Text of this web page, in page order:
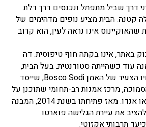
דרך שביל מתפתל ונכנסים דרך דלת
קטנה. הבית מציע נופים מדהימים של
שהאוקיינוסאינו נראה לעין, הוא קרוב
באתר, אינו בקתה חוף טיפוסית. דה
עוד כשהייתה סטודנטית. בעל הבית,
Claudio Sodi, הוא אחיו הצעיר של האמן Bosco Sodi, שייסד
מרכז אמנות רב-תחומי שתוכנן על
ידי האדריכל היפני טדאו אנדו. מאז פתיחתו בשנת 2014, המבנה
את עיירת הגלישה פוארטו